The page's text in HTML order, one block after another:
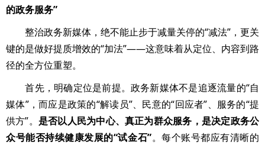
的政务服务”
整治政务新媒体，绝不能止步于减量关停的“减法”，更关
键的是做好提质增效的“加法”——这意味着从定位、内容到路
径的全方位重塑。
首先，明确定位是前提。政务新媒体不是追逐流量的“自
媒体”，而应是政策的“解读员”、民意的“回应者”、服务的“提
供方”。 是否以人民为中心、真正为群众服务，是决定政务公
众号能否持续健康发展的“试金石”。每个账号都应有清晰的